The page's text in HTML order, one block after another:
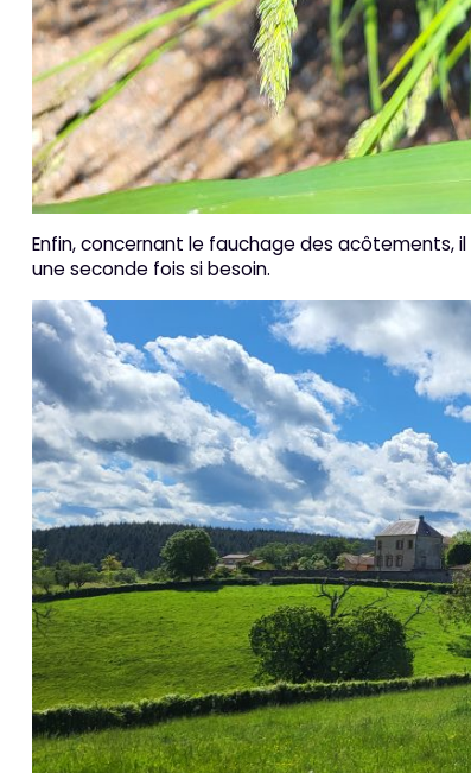
Enfin, concernant le fauchage des acôtements,
une seconde fois si besoin.